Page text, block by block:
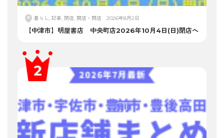
暮らし, 記事, 閉店, 開店・閉店 2026年8月2日
【中津市】明屋書店 中央町店2026年10月4日(日)閉店へ